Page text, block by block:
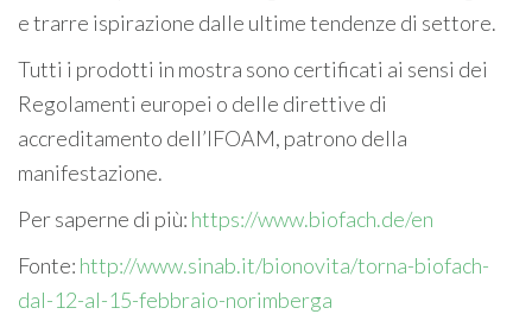
e trarre ispirazione dalle ultime tendenze di settore.
Tutti i prodotti in mostra sono certificati ai sensi dei
Regolamenti europei o delle direttive di
accreditamento dell’IFOAM, patrono della
manifestazione.
Per saperne di più: https://www.biofach.de/en
Fonte: http://www.sinab.it/bionovita/torna-biofach-
dal-12-al-15-febbraio-norimberga